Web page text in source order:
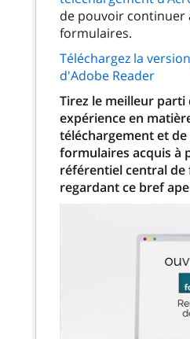
de pouvoir continuer
formulaires.
Téléchargez la
d'Adobe Reader
Tirez le meilleur parti
expérience en
téléchargement et
formulaires acquis à
référentiel central
regardant ce bref